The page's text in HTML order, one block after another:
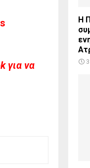
για να
Η